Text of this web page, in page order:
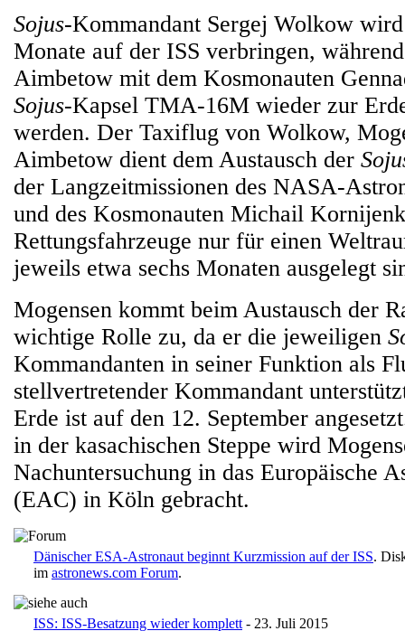
Sojus-Kommandant Sergej Wolkow
Monate auf der ISS verbringen,
Aimbetow mit dem Kosmonauten
Sojus-Kapsel TMA-16M wieder zur
werden. Der Taxiflug von Wolkow,
Aimbetow dient dem Austausch der
der Langzeitmissionen des NASA-
und des Kosmonauten Michail
Rettungsfahrzeuge nur für einen
jeweils etwa sechs Monaten ausgelegt
Mogensen kommt beim Austausch der
wichtige Rolle zu, da er die jeweiligen
Kommandanten in seiner Funktion als
stellvertretender Kommandant
Erde ist auf den 12. September
in der kasachischen Steppe wird
Nachuntersuchung in das Europäische
(EAC) in Köln gebracht.
Dänischer ESA-Astronaut beginnt Kurzmission auf der ISS.
im astronews.com Forum.
ISS: ISS-Besatzung wieder komplett - 23. Juli 2015